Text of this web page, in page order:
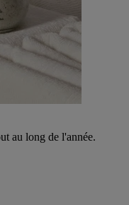
au long de l'année.